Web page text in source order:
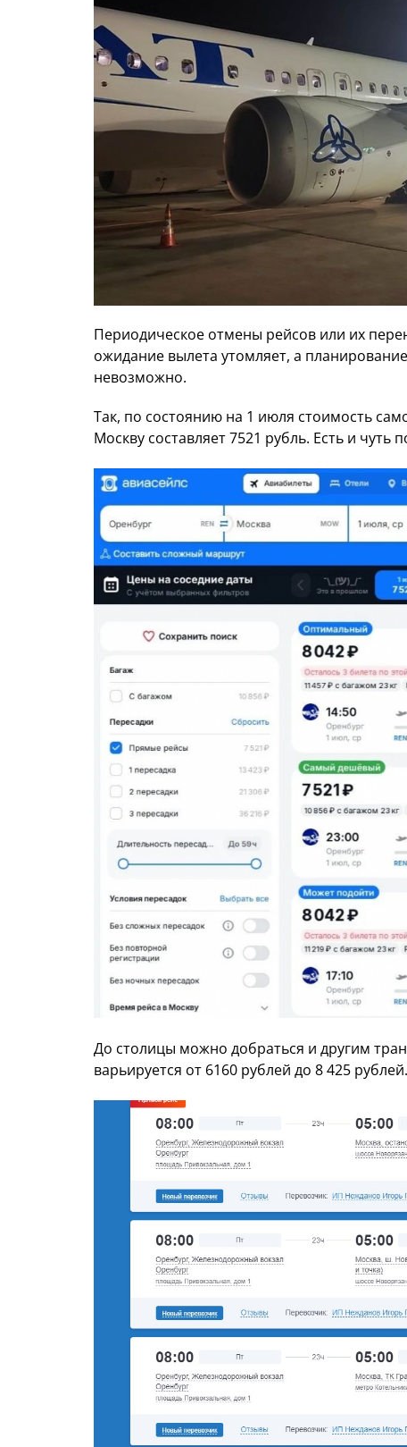
Периодическое отмены рейсов или их
ожидание вылета утомляет, а
невозможно.
Так, по состоянию на 1 июля стоимость
Москву составляет 7521 рубль. Есть и чуть
До столицы можно добраться и другим
варьируется от 6160 рублей до 8 425 рублей.